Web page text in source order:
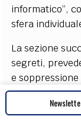
informatico”,
sfera
La sezione
segreti,
e
interruzione o
telegrafiche o